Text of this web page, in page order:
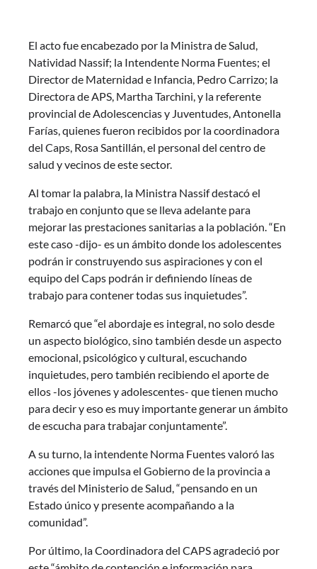
El acto fue encabezado por la Ministra de Salud,
Natividad Nassif; la Intendente Norma Fuentes; el
Director de Maternidad e Infancia, Pedro Carrizo; la
Directora de APS, Martha Tarchini, y la referente
provincial de Adolescencias y Juventudes, Antonella
Farías, quienes fueron recibidos por la coordinadora
del Caps, Rosa Santillán, el personal del centro de
salud y vecinos de este sector.
Al tomar la palabra, la Ministra Nassif destacó el
trabajo en conjunto que se lleva adelante para
mejorar las prestaciones sanitarias a la población. “En
este caso -dijo- es un ámbito donde los adolescentes
podrán ir construyendo sus aspiraciones y con el
equipo del Caps podrán ir definiendo líneas de
trabajo para contener todas sus inquietudes”.
Remarcó que “el abordaje es integral, no solo desde
un aspecto biológico, sino también desde un aspecto
emocional, psicológico y cultural, escuchando
inquietudes, pero también recibiendo el aporte de
ellos -los jóvenes y adolescentes- que tienen mucho
para decir y eso es muy importante generar un ámbito
de escucha para trabajar conjuntamente”.
A su turno, la intendente Norma Fuentes valoró las
acciones que impulsa el Gobierno de la provincia a
través del Ministerio de Salud, “pensando en un
Estado único y presente acompañando a la
comunidad”.
Por último, la Coordinadora del CAPS agradeció por